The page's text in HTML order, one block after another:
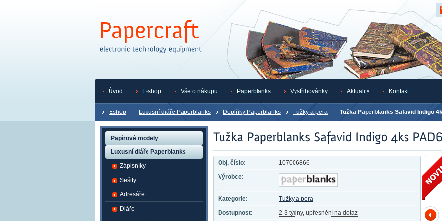
Eshop Luxusní diáře Paperblanks Doplňky Paperblanks Tužky a pera Tužka Paperblanks Safavid Indigo
Obj. číslo:
107006866
Výrobce:
Kategorie:
Tužky a pera
Dostupnost:
2-3 týdny, upřesnění na dotaz
Papírové modely
Luxusní diáře Paperblanks
Zápisníky
Sešity
Adresáře
Diáře
Úvod E-shop Vše o nákupu Paperblanks Vystřihovánky Aktuality Kontakt